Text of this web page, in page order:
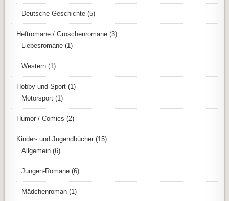
Deutsche Geschichte (5)
Heftromane / Groschenromane (3)
Liebesromane (1)
Western (1)
Hobby und Sport (1)
Motorsport (1)
Humor / Comics (2)
Kinder- und Jugendbücher (15)
Allgemein (6)
Jungen-Romane (6)
Mädchenroman (1)